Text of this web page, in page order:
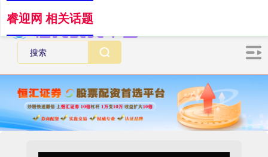
睿迎网 相关话题